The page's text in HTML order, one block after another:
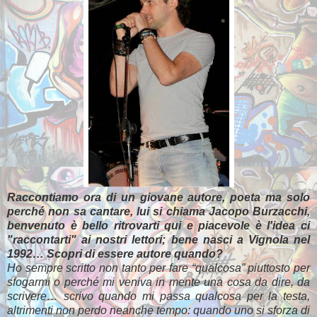
Raccontiamo ora di un giovane autore, poeta ma solo
perché non sa cantare, lui si chiama Jacopo Burzacchi,
benvenuto è bello ritrovarti qui e piacevole è l'idea ci
"raccontarti" ai nostri lettori; bene nasci a Vignola nel
1992…Scopri di essere autore quando?
Ho sempre scritto non tanto per fare “qualcosa” piuttosto per
sfogarmi o perché mi veniva in mente una cosa da dire, da
scrivere… scrivo quando mi passa qualcosa per la testa,
altrimenti non perdo neanche tempo: quando uno si sforza di